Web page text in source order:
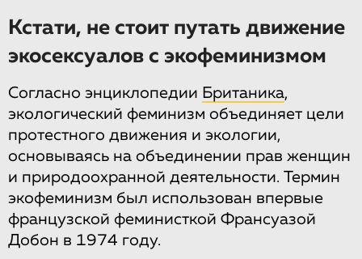
Кстати, не стоит путать движение
экосексуалов с экофеминизмом
Согласно энциклопедии Британика,
экологический феминизм объединяет цели
протестного движения и экологии,
основываясь на объединении прав женщин
и природоохранной деятельности. Термин
экофеминизм был использован впервые
французской феминисткой Франсуазой
Добон в 1974 году.